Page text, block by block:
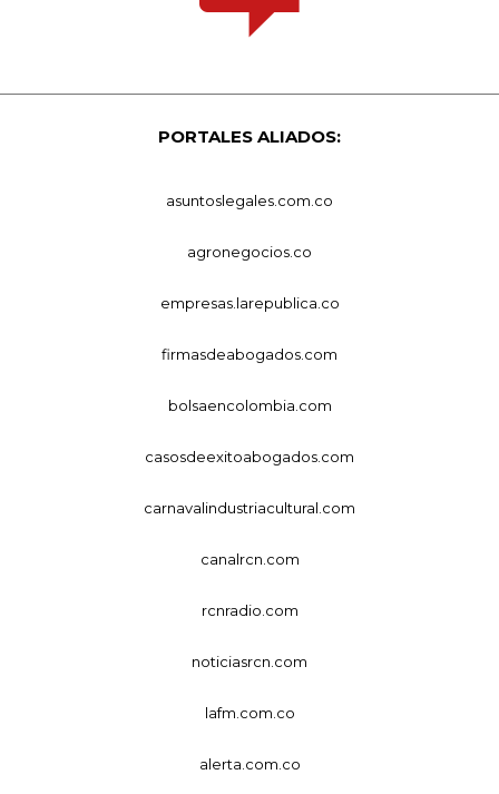
PORTALES ALIADOS:
asuntoslegales.com.co
agronegocios.co
empresas.larepublica.co
firmasdeabogados.com
bolsaencolombia.com
casosdeexitoabogados.com
carnavalindustriacultural.com
canalrcn.com
rcnradio.com
noticiasrcn.com
lafm.com.co
alerta.com.co